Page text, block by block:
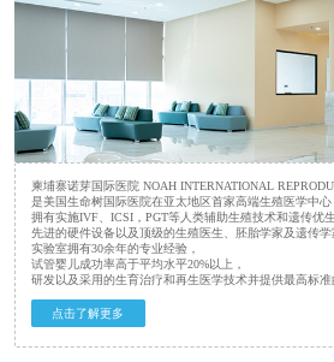
柬埔寨诺芽国际医院 NOAH INTERNATIONAL
是美国生命树国际医院在亚太地区首家高端生殖医学中心
拥有实施IVF、ICSI，PGT等人类辅助生殖技术和遗传优
先进的硬件设备以及顶级的生殖医生、胚胎学家及遗传学
实验室拥有30余年的专业经验，
试管婴儿成功率高于平均水平20%以上，
研发以及采用的生育治疗和再生医学技术并提供最高标准
点击了解更多